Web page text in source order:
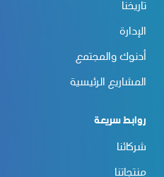
تاريخنا
الإدارة
أدنوك والمجتمع
المشاريع الرئيسية
روابط سريعة
شركائنا
منتجاتنا